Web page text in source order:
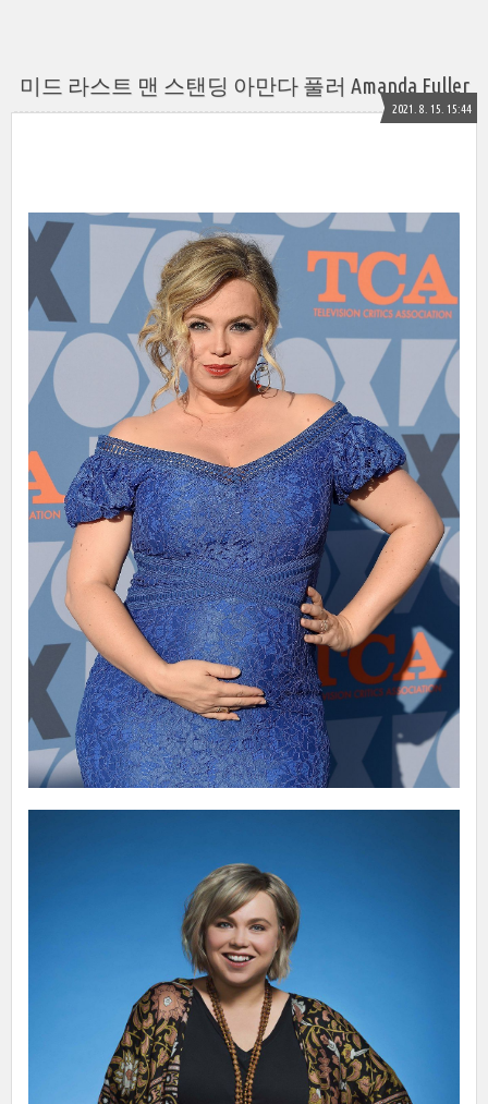
미드 라스트 맨 스탠딩 아만다 풀러 Amanda Fuller
2021. 8. 15. 15:44